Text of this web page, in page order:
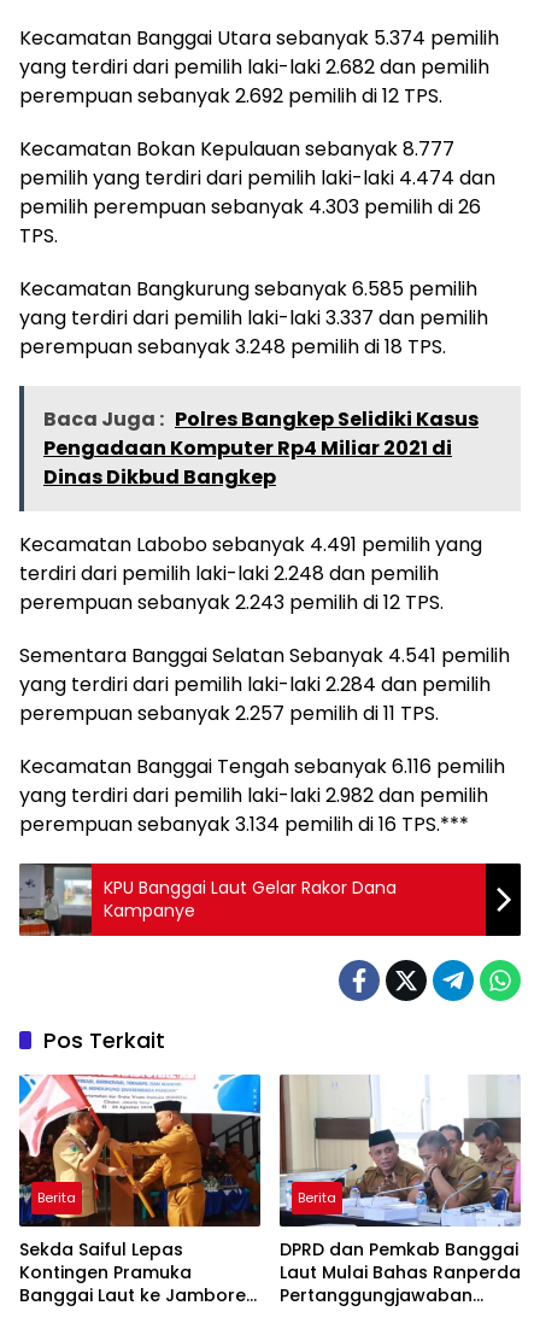
Kecamatan Banggai Utara sebanyak 5.374 pemilih
yang terdiri dari pemilih laki-laki 2.682 dan pemilih
perempuan sebanyak 2.692 pemilih di 12 TPS.
Kecamatan Bokan Kepulauan sebanyak 8.777
pemilih yang terdiri dari pemilih laki-laki 4.474 dan
pemilih perempuan sebanyak 4.303 pemilih di 26
TPS.
Kecamatan Bangkurung sebanyak 6.585 pemilih
yang terdiri dari pemilih laki-laki 3.337 dan pemilih
perempuan sebanyak 3.248 pemilih di 18 TPS.
Baca Juga : Polres Bangkep Selidiki Kasus
Pengadaan Komputer Rp4 Miliar 2021 di
Dinas Dikbud Bangkep
Kecamatan Labobo sebanyak 4.491 pemilih yang
terdiri dari pemilih laki-laki 2.248 dan pemilih
perempuan sebanyak 2.243 pemilih di 12 TPS.
Sementara Banggai Selatan Sebanyak 4.541 pemilih
yang terdiri dari pemilih laki-laki 2.284 dan pemilih
perempuan sebanyak 2.257 pemilih di 11 TPS.
Kecamatan Banggai Tengah sebanyak 6.116 pemilih
yang terdiri dari pemilih laki-laki 2.982 dan pemilih
perempuan sebanyak 3.134 pemilih di 16 TPS.***
KPU Banggai Laut Gelar Rakor Dana
Kampanye
Pos Terkait
Berita
Sekda Saiful Lepas
Kontingen Pramuka
Banggai Laut ke Jambore
Berita
DPRD dan Pemkab Banggai
Laut Mulai Bahas Ranperda
Pertanggungjawaban